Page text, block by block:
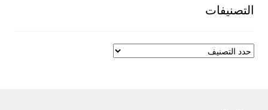
التصنيفات